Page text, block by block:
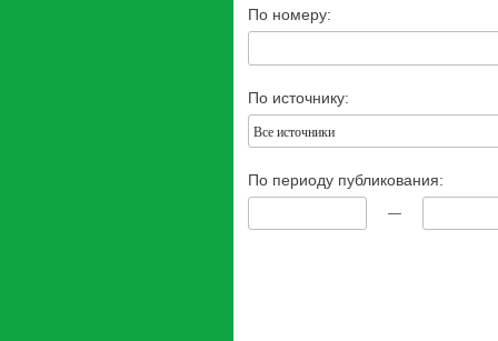
По номеру:
По источнику:
Все источники
По периоду публикования:
—